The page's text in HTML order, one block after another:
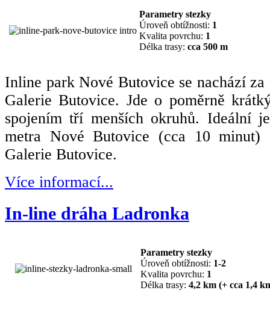
Parametry stezky
Úroveň obtížnosti: 1
Kvalita povrchu: 1
Délka trasy: cca 500 m
Inline park Nové Butovice se nachází za
Galerie Butovice. Jde o poměrně
spojením tří menších okruhů. Ideální
metra Nové Butovice (cca 10 minut)
Galerie Butovice.
Více informací...
In-line dráha Ladronka
Parametry stezky
Úroveň obtížnosti: 1-2
Kvalita povrchu: 1
Délka trasy: 4,2 km (+ cca 1,4